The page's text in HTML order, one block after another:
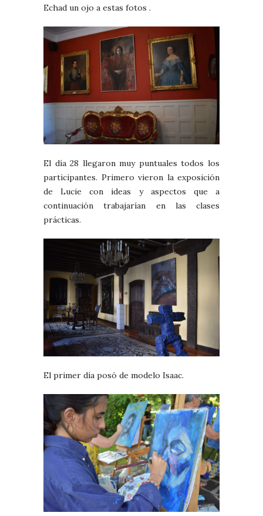
Echad un ojo a estas fotos .
El día 28 llegaron muy puntuales todos los
participantes. Primero vieron la exposición
de Lucie con ideas y aspectos que a
continuación trabajarían en las clases
prácticas.
El primer día posó de modelo Isaac.